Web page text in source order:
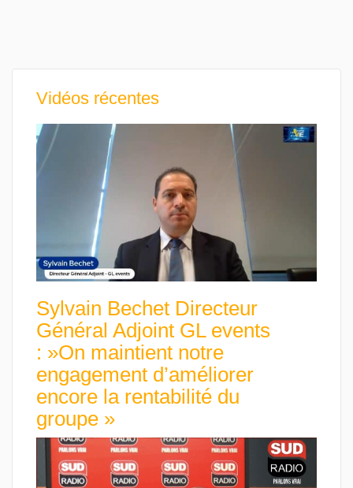
Vidéos récentes
Sylvain Bechet Directeur
Général Adjoint GL events
: »On maintient notre
engagement d’améliorer
encore la rentabilité du
groupe »